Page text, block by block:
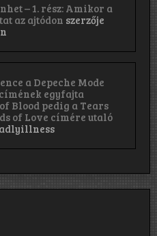
– 1. rész: Amikor a
az ajtódon szerzője
a Depeche Mode
egyfajta
Blood pedig a Tears
of Love címére utaló